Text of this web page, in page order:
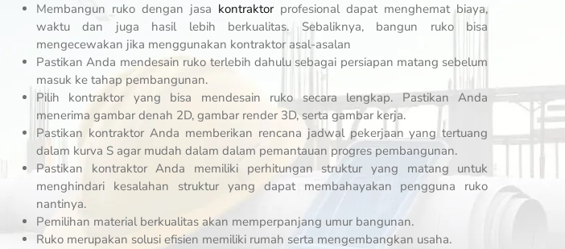
Membangun ruko dengan jasa kontraktorprofesional dapat menghemat biaya,
waktu dan juga hasil lebih berkualitas. Sebaliknya, bangun ruko bisa
mengecewakan jika menggunakan kontraktor asal-asalan
Pastikan Anda mendesain ruko terlebih dahulu sebagai persiapan matang sebelum
masuk ke tahap pembangunan.
Pilih kontraktor yang bisa mendesain ruko secara lengkap. Pastikan Anda
menerima gambar denah 2D, gambar render 3D, serta gambar kerja.
Pastikan kontraktor Anda memberikan rencana jadwal pekerjaan yang tertuang
dalam kurva S agar mudah dalam dalam pemantauan progres pembangunan.
Pastikan kontraktor Anda memiliki perhitungan struktur yang matang untuk
menghindari kesalahan struktur yang dapat membahayakan pengguna ruko
nantinya.
Pemilihan material berkualitas akan memperpanjang umur bangunan.
Ruko merupakan solusi efisien memiliki rumah serta mengembangkan usaha.